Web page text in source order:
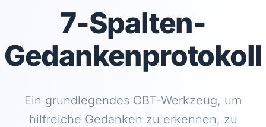
7-Spalten-
Gedankenprotokoll
Ein grundlegendes CBT-Werkzeug, um
hilfreiche Gedanken zu erkennen, zu